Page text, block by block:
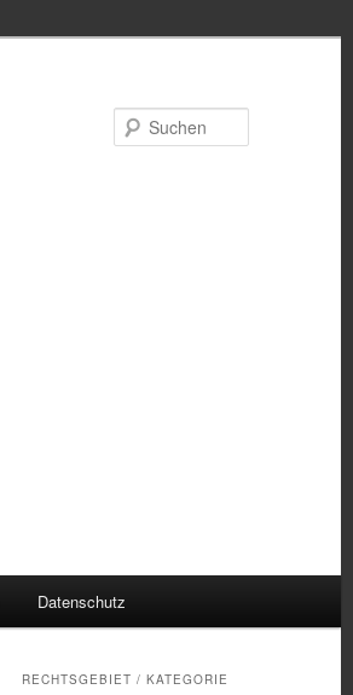
Datenschutz
RECHTSGEBIET / KATEGORIE